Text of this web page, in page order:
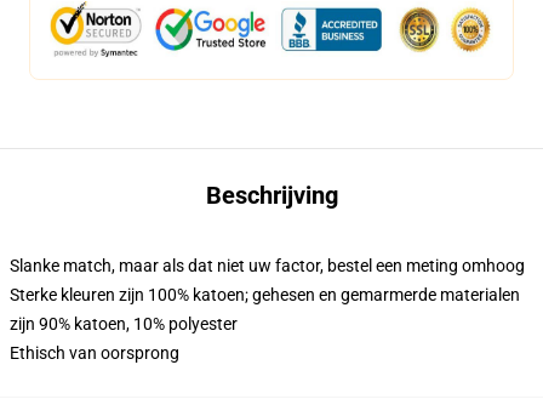
Beschrijving
Slanke match, maar als dat niet uw factor, bestel een meting omhoog
Sterke kleuren zijn 100% katoen; gehesen en gemarmerde materialen
zijn 90% katoen, 10% polyester
Ethisch van oorsprong